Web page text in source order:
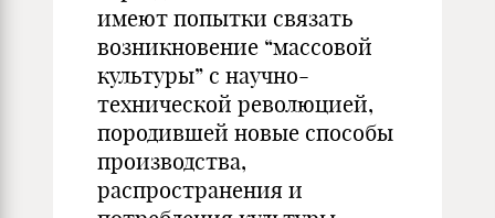
имеют попытки связать
возникновение “массовой
культуры” с научно-
технической революцией,
породившей новые способы
производства,
распространения и